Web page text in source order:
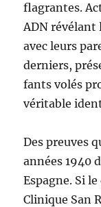
flagrantes.
ADN révélant
avec leurs
derniers,
fants volés
véritable
Des preuves
an­nées 1940
Espagne. Si
Clinique San